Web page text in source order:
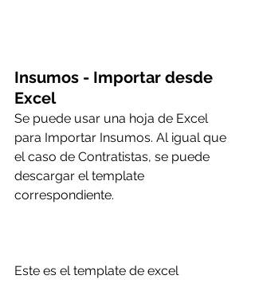
Insumos - Importar desde
Excel
Se puede usar una hoja de Excel
para Importar Insumos. Al igual que
el caso de Contratistas, se puede
descargar el template
correspondiente.
Este es el template de excel